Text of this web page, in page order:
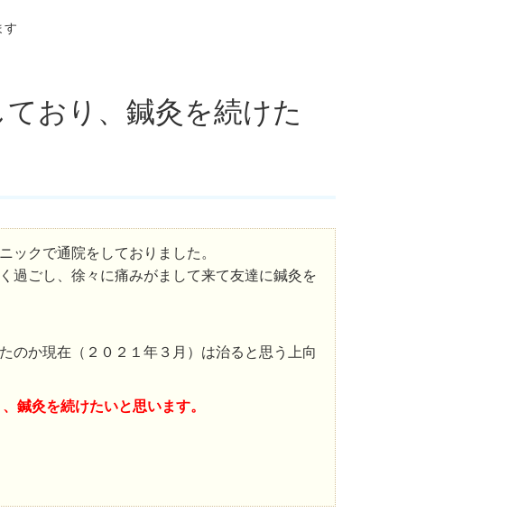
す
おり、鍼灸を続けた
ックで通院をしておりました。
過ごし、徐々に痛みがまして来て友達に鍼灸を
のか現在（２０２１年３月）は治ると思う上向
鍼灸を続けたいと思います。